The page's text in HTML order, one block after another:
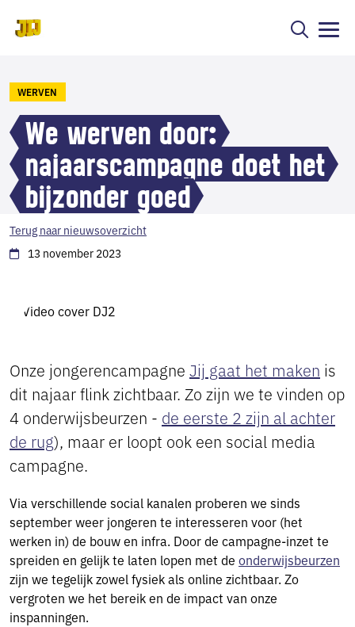
WERVEN
We werven door:
najaarscampagne doet het
bijzonder goed
13 november 2023
Terug naar nieuwsoverzicht
Onze jongerencampagne Jij gaat het maken is
dit najaar flink zichtbaar. Zo zijn we te vinden op
4 onderwijsbeurzen - de eerste 2 zijn al achter
de rug), maar er loopt ook een social media
campagne.
Via verschillende social kanalen proberen we sinds
september weer jongeren te interesseren voor (het
werken in) de bouw en infra. Door de campagne-inzet te
spreiden en gelijk te laten lopen met de onderwijsbeurzen
zijn we tegelijk zowel fysiek als online zichtbaar. Zo
vergroten we het bereik en de impact van onze
inspanningen.